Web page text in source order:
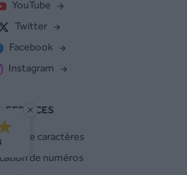
YouTube
Twitter
Facebook
Instagram
SERVICES
de caractères
de numéros